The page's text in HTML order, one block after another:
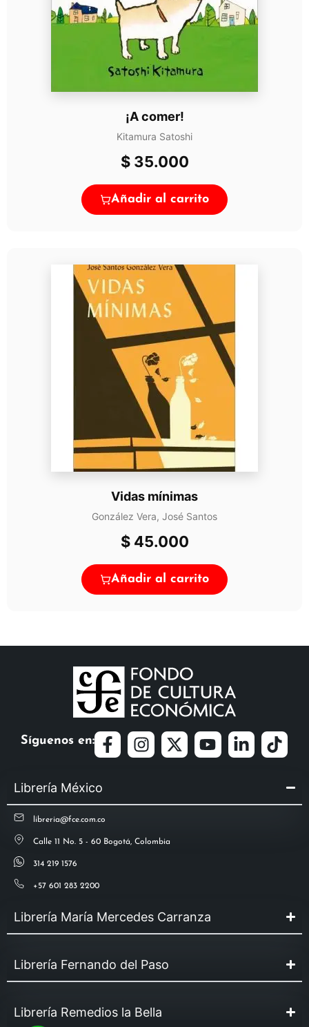
¡A comer!
Kitamura Satoshi
$35.000
Añadir al carrito
Vidas mínimas
González Vera, José Santos
$45.000
Añadir al carrito
Síguenos en:
Librería México
libreria@fce.com.co
Calle 11 No. 5 - 60 Bogotá, Colombia
314 219 1576
+57 601 283 2200
Librería María Mercedes Carranza
Librería Fernando del Paso
Librería Remedios la Bella